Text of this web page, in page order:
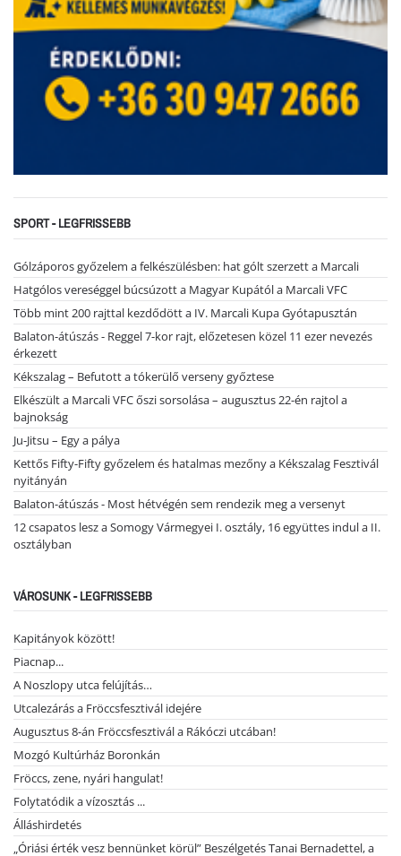
SPORT - LEGFRISSEBB
Gólzáporos győzelem a felkészülésben: hat gólt szerzett a Marcali
Hatgólos vereséggel búcsúzott a Magyar Kupától a Marcali VFC
Több mint 200 rajttal kezdődött a IV. Marcali Kupa Gyótapusztán
Balaton-átúszás - Reggel 7-kor rajt, előzetesen közel 11 ezer nevezés
érkezett
Kékszalag – Befutott a tókerülő verseny győztese
Elkészült a Marcali VFC őszi sorsolása – augusztus 22-én rajtol a
bajnokság
Ju-Jitsu – Egy a pálya
Kettős Fifty-Fifty győzelem és hatalmas mezőny a Kékszalag Fesztivál
nyitányán
Balaton-átúszás - Most hétvégén sem rendezik meg a versenyt
12 csapatos lesz a Somogy Vármegyei I. osztály, 16 együttes indul a II.
osztályban
VÁROSUNK - LEGFRISSEBB
Kapitányok között!
Piacnap...
A Noszlopy utca felújítás…
Utcalezárás a Fröccsfesztivál idejére
Augusztus 8-án Fröccsfesztivál a Rákóczi utcában!
Mozgó Kultúrház Boronkán
Fröccs, zene, nyári hangulat!
Folytatódik a vízosztás ...
Álláshirdetés
„Óriási érték vesz bennünket körül” Beszélgetés Tanai Bernadettel, a